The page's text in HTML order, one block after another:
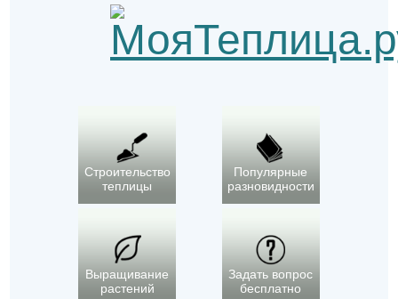
Строительство
теплицы
Популярные
разновидности
Выращивание
растений
Задать вопрос
бесплатно